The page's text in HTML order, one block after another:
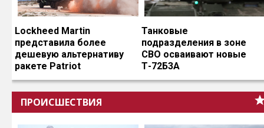
Lockheed Martin
представила более
дешевую альтернативу
ракете Patriot
Танковые
подразделения в зоне
СВО осваивают новые
Т-72Б3А
ПРОИСШЕСТВИЯ